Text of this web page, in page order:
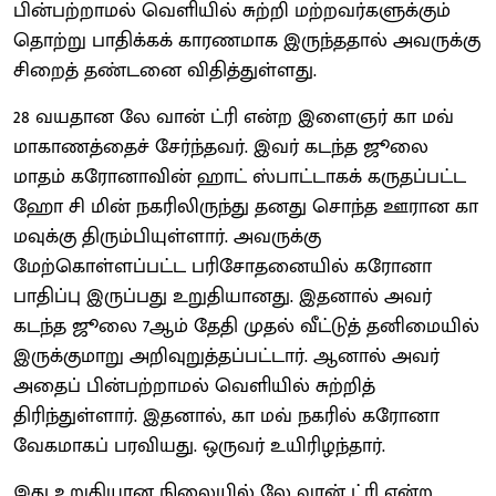
பின்பற்றாமல் வெளியில் சுற்றி மற்றவர்களுக்கும்
தொற்று பாதிக்கக் காரணமாக இருந்ததால் அவருக்கு
சிறைத் தண்டனை விதித்துள்ளது.
28 வயதான லே வான் ட்ரி என்ற இளைஞர் கா மவ்
மாகாணத்தைச் சேர்ந்தவர். இவர் கடந்த ஜூலை
மாதம் கரோனாவின் ஹாட் ஸ்பாட்டாகக் கருதப்பட்ட
ஹோ சி மின் நகரிலிருந்து தனது சொந்த ஊரான கா
மவுக்கு திரும்பியுள்ளார். அவருக்கு
மேற்கொள்ளப்பட்ட பரிசோதனையில் கரோனா
பாதிப்பு இருப்பது உறுதியானது. இதனால் அவர்
கடந்த ஜூலை 7ஆம் தேதி முதல் வீட்டுத் தனிமையில்
இருக்குமாறு அறிவுறுத்தப்பட்டார். ஆனால் அவர்
அதைப் பின்பற்றாமல் வெளியில் சுற்றித்
திரிந்துள்ளார். இதனால், கா மவ் நகரில் கரோனா
வேகமாகப் பரவியது. ஒருவர் உயிரிழந்தார்.